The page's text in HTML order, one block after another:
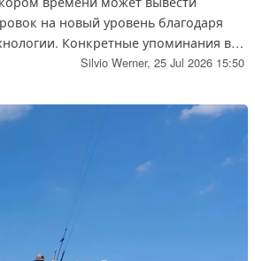
на новый уровень благодаря
Конкретные упоминания в
уже подтверждают это, что
Silvio Werner, 25 Jul 2026 15:50